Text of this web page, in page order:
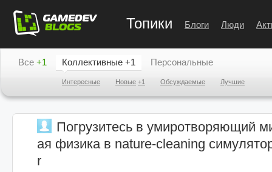
Топики Блоги Люди
Все +1 Коллективные +1
Интересные Новые +1 Обсуждаемые Лучшие
Персональные
Погрузитесь в умиротворяющий
ая физика в nature-cleaning
r